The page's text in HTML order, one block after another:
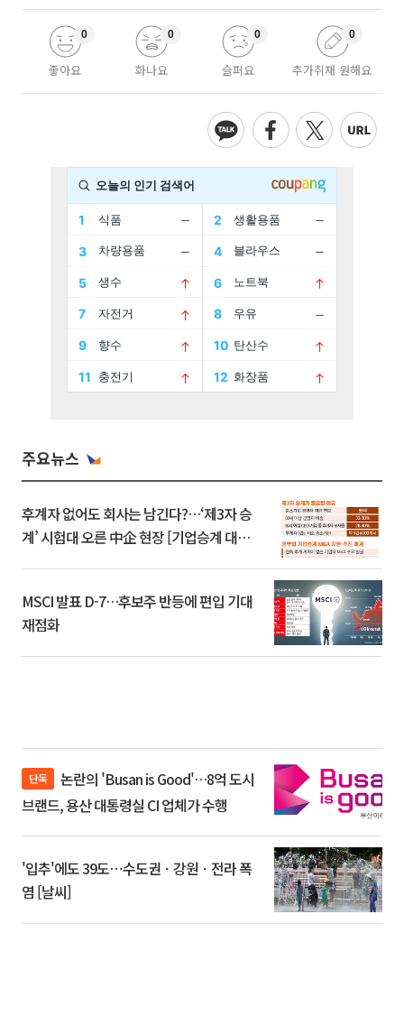
좋아요
0
화나요
0
슬퍼요
0
추가취재 원해요
0
주요뉴스
후계자 없어도 회사는 남긴다?…‘제3자 승
계’ 시험대 오른 中企 현장 [기업승계 대전
MSCI 발표 D-7…후보주 반등에 편입 기대
재점화
단독
브랜드, 용산 대통령실 CI 업체가 수행
'입추'에도 39도⋯수도권ㆍ강원ㆍ전라 폭
염 [날씨]